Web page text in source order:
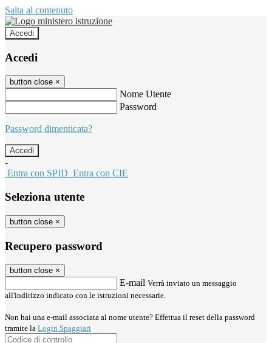
Salta al contenuto
Accedi
Accedi
button close ×
Nome Utente
Password
Password dimenticata?
-
Entra con SPID Entra con CIE
Seleziona utente
button close ×
Recupero password
button close ×
E-mail Verrà inviato un messaggio
all'indirizzo indicato con le istruzioni necessarie.
Non hai una e-mail associata al nome utente? Effettua il reset della password
tramite la Login Spaggiari